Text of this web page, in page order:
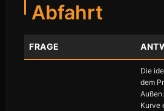
Abfahrt
FRAGE
Die
dem
Kurve